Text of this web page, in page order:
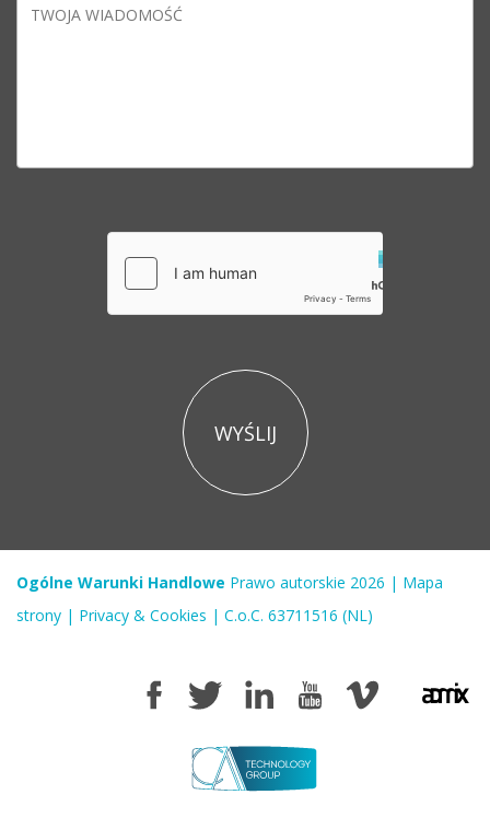
Ogólne Warunki Handlowe Prawo autorskie 2026 | Mapa
strony | Privacy & Cookies | C.o.C. 63711516 (NL)